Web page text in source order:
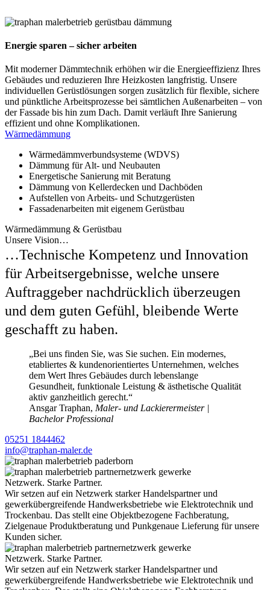
Energie sparen – sicher arbeiten
Mit moderner Dämmtechnik erhöhen wir die Energieeffizienz Ihres
Gebäudes und reduzieren Ihre Heizkosten langfristig. Unsere
individuellen Gerüstlösungen sorgen zusätzlich für flexible, sichere
und pünktliche Arbeitsprozesse bei sämtlichen Außenarbeiten – von
der Fassade bis hin zum Dach. Damit verläuft Ihre Sanierung
effizient und ohne Komplikationen.
Wärmedämmung
Wärmedämmverbundsysteme (WDVS)
Dämmung für Alt- und Neubauten
Energetische Sanierung mit Beratung
Dämmung von Kellerdecken und Dachböden
Aufstellen von Arbeits- und Schutzgerüsten
Fassadenarbeiten mit eigenem Gerüstbau
Wärmedämmung & Gerüstbau
Unsere Vision…
…Technische Kompetenz und Innovation
für Arbeitsergebnisse, welche unsere
Auftraggeber nachdrücklich überzeugen
und dem guten Gefühl, bleibende Werte
geschafft zu haben.
„Bei uns finden Sie, was Sie suchen. Ein modernes,
etabliertes & kundenorientiertes Unternehmen, welches
dem Wert Ihres Gebäudes durch lebenslange
Gesundheit, funktionale Leistung & ästhetische Qualität
aktiv ganzheitlich gerecht.“
Ansgar Traphan, Maler- und Lackierermeister |
Bachelor Professional
05251 1844462
info@traphan-maler.de
Netzwerk. Starke Partner.
Wir setzen auf ein Netzwerk starker Handelspartner und
gewerkübergreifende Handwerksbetriebe wie Elektrotechnik und
Trockenbau. Das stellt eine Objektbezogene Fachberatung,
Zielgenaue Produktberatung und Punkgenaue Lieferung für unsere
Kunden sicher.
Netzwerk. Starke Partner.
Wir setzen auf ein Netzwerk starker Handelspartner und
gewerkübergreifende Handwerksbetriebe wie Elektrotechnik und